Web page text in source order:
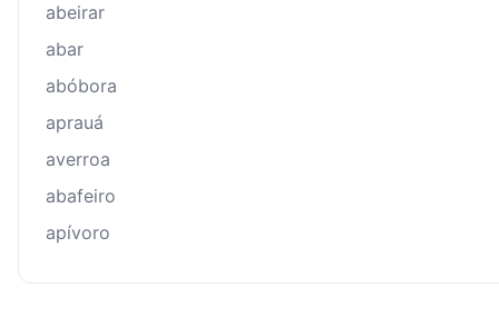
abeirar
abar
abóbora
aprauá
averroa
abafeiro
apívoro